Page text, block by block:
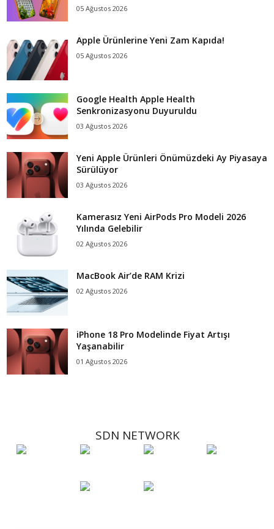
05 Ağustos 2026
Apple Ürünlerine Yeni Zam Kapıda!
05 Ağustos 2026
Google Health Apple Health
Senkronizasyonu Duyuruldu
03 Ağustos 2026
Yeni Apple Ürünleri Önümüzdeki Ay Piyasaya
Sürülüyor
03 Ağustos 2026
Kamerasız Yeni AirPods Pro Modeli 2026
Yılında Gelebilir
02 Ağustos 2026
MacBook Air’de RAM Krizi
02 Ağustos 2026
iPhone 18 Pro Modelinde Fiyat Artışı
Yaşanabilir
01 Ağustos 2026
SDN NETWORK